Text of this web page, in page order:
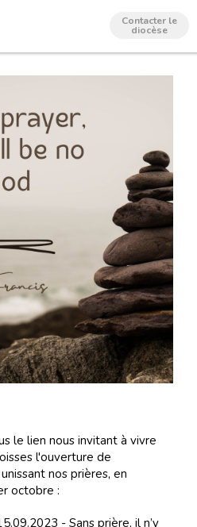
Contacter le
diocèse
le lien nous invitant à vivre
l'ouverture de
nos prières, en
octobre :
- Sans prière, il n’y